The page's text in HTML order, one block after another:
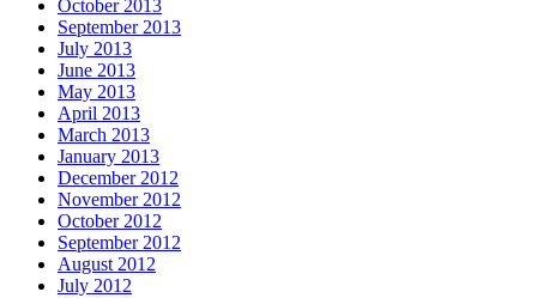
October 2013
September 2013
July 2013
June 2013
May 2013
April 2013
March 2013
January 2013
December 2012
November 2012
October 2012
September 2012
August 2012
July 2012